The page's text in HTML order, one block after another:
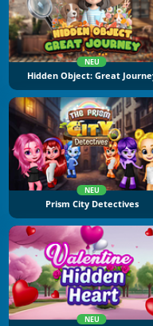
NEU
Hidden Object: Great
NEU
Prism City Detectives
NEU